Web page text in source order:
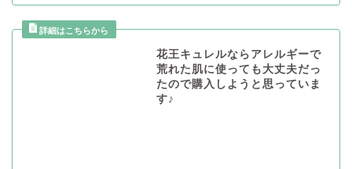
花王キュレルならアレルギーで
荒れた肌に使っても大丈夫だっ
たので購入しようと思っていま
す♪